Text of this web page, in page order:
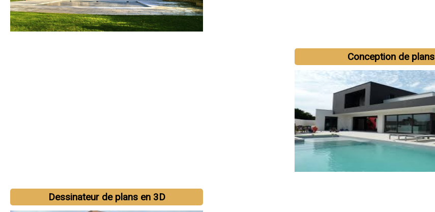
Conception de plans
Dessinateur de plans en 3D